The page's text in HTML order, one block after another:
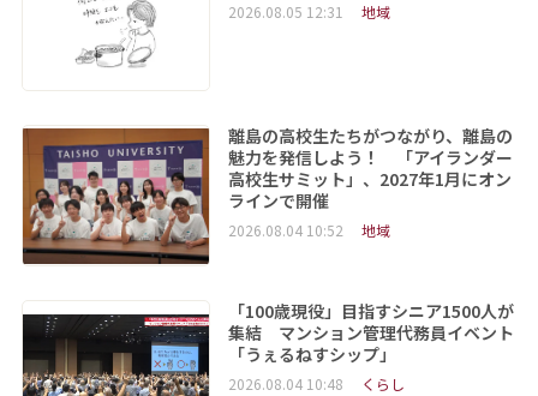
2026.08.05 12:31 地域
離島の高校生たちがつながり、離島の
魅力を発信しよう！ 「アイランダー
高校生サミット」、2027年1月にオン
ラインで開催
2026.08.04 10:52 地域
「100歳現役」目指すシニア1500人が
集結 マンション管理代務員イベント
「うぇるねすシップ」
2026.08.04 10:48 くらし